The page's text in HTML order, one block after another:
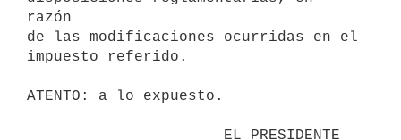
razón
de las modificaciones ocurridas en el
impuesto referido.
ATENTO: a lo expuesto.